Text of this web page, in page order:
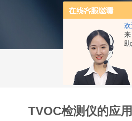
欢
TVOC检测仪的应